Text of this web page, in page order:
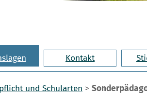
Kontakt
und Schularten >